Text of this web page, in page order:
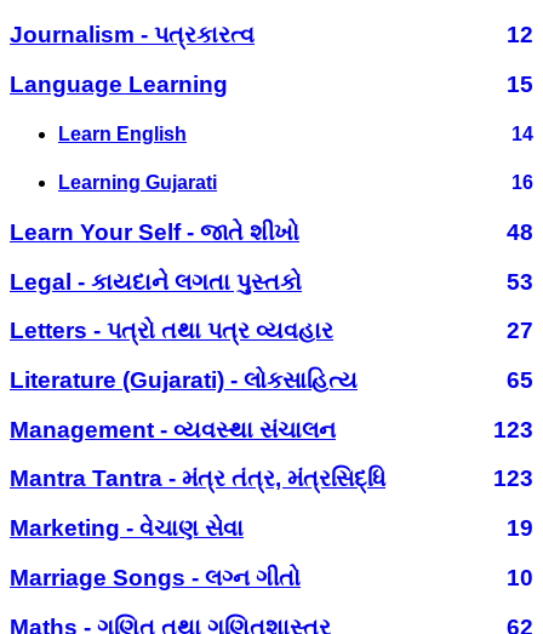
Journalism - પત્રકારત્વ
12
Language Learning
15
Learn English 14
Learning Gujarati 16
Learn Your Self - જાતે શીખો
48
Legal - કાયદાને લગતા પુસ્તકો
53
Letters - પત્રો તથા પત્ર વ્યવહાર
27
Literature (Gujarati) - લોકસાહિત્ય
65
Management - વ્યવસ્થા સંચાલન
123
Mantra Tantra - મંત્ર તંત્ર, મંત્રસિદ્ધિ
123
Marketing - વેચાણ સેવા
19
Marriage Songs - લગ્ન ગીતો
10
Maths - ગણિત તથા ગણિતશાસ્ત્ર
62